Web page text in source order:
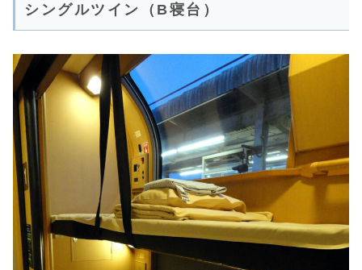
シングルツイン（B寝台）